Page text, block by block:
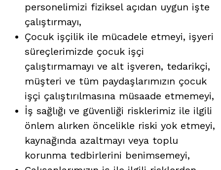
personelimizi fiziksel açıdan uygun işte
çalıştırmayı,
Çocuk işçilik ile mücadele etmeyi, işyeri
süreçlerimizde çocuk işçi
çalıştırmamayı ve alt işveren, tedarikçi,
müşteri ve tüm paydaşlarımızın çocuk
işçi çalıştırılmasına müsaade etmemeyi,
İş sağlığı ve güvenliği risklerimiz ile ilgili
önlem alırken öncelikle riski yok etmeyi,
kaynağında azaltmayı veya toplu
korunma tedbirlerini benimsemeyi,